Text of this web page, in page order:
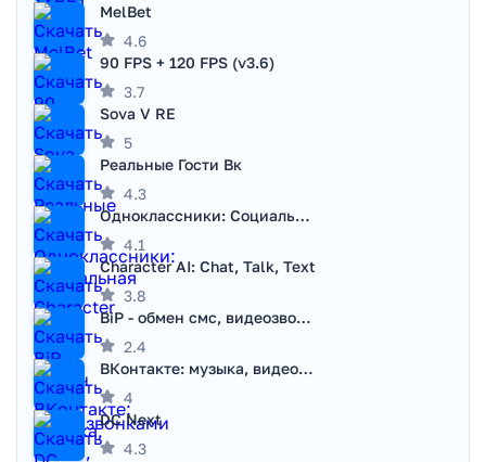
MelBet
4.6
90 FPS + 120 FPS (v3.6)
3.7
Sova V RE
5
Реальные Гости Вк
4.3
Одноклассники: Социальная сеть
4.1
Character AI: Chat, Talk, Text
3.8
BiP - обмен смс, видеозвонками
2.4
ВКонтакте: музыка, видео, чат
4
DC Next
4.3